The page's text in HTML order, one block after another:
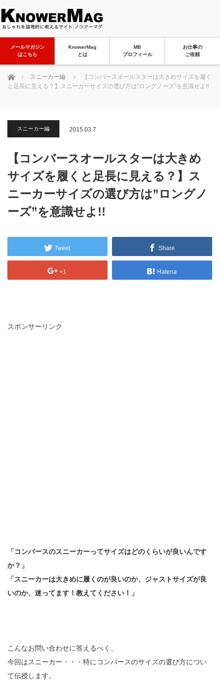
メールマガジン
はこちら
KnowerMag
とは
MB
プロフィール
お仕事の
ご依頼
ホーム スニーカー編
【コンバースオールスターは大きめサイズを履く
と足長に見える？】スニーカーサイズの選び方は”ロングノーズ”を意識せよ!!
スニーカー編 2015.03.7
【コンバースオールスターは大きめ
サイズを履くと足長に見える？】ス
ニーカーサイズの選び方は”ロングノ
ーズ”を意識せよ!!
Tweet Share
+1 Hatena
スポンサーリンク
「コンバースのスニーカーってサイズはどのくらいが良いんです
か？」
「スニーカーは大きめに履くのが良いのか、ジャストサイズが良
いのか、迷ってます！教えてください！」
こんなお問い合わせに答えるべく、
今回はスニーカー・・・特にコンバースのサイズの選び方につい
て伝授します。